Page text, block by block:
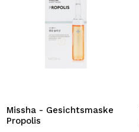
Missha - Gesichtsmaske
Propolis